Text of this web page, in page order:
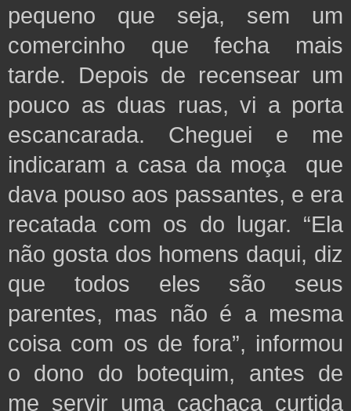
pequeno que seja, sem um
comercinho que fecha mais
tarde. Depois de recensear um
pouco as duas ruas, vi a porta
escancarada. Cheguei e me
indicaram a casa da moça que
dava pouso aos passantes, e era
recatada com os do lugar. “Ela
não gosta dos homens daqui, diz
que todos eles são seus
parentes, mas não é a mesma
coisa com os de fora”, informou
o dono do botequim, antes de
me servir uma cachaça curtida